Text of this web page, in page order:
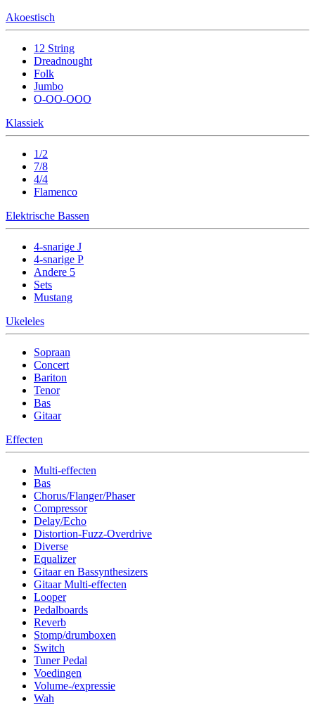
Akoestisch
12 String
Dreadnought
Folk
Jumbo
O-OO-OOO
Klassiek
1/2
7/8
4/4
Flamenco
Elektrische Bassen
4-snarige J
4-snarige P
Andere 5
Sets
Mustang
Ukeleles
Sopraan
Concert
Bariton
Tenor
Bas
Gitaar
Effecten
Multi-effecten
Bas
Chorus/Flanger/Phaser
Compressor
Delay/Echo
Distortion-Fuzz-Overdrive
Diverse
Equalizer
Gitaar en Bassynthesizers
Gitaar Multi-effecten
Looper
Pedalboards
Reverb
Stomp/drumboxen
Switch
Tuner Pedal
Voedingen
Volume-/expressie
Wah